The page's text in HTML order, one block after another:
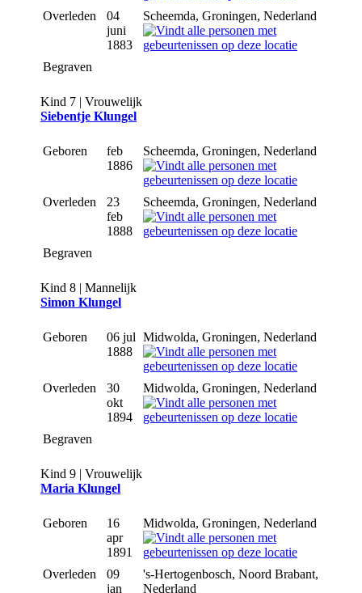
Overleden
04
juni
1883
Scheemda, Groningen, Nederland
Begraven
Kind 7 | Vrouwelijk
Siebentje Klungel
Geboren
feb
1886
Scheemda, Groningen, Nederland
Overleden
23
feb
1888
Scheemda, Groningen, Nederland
Begraven
Kind 8 | Mannelijk
Simon Klungel
Geboren
06 jul
1888
Midwolda, Groningen, Nederland
Overleden
30
okt
1894
Midwolda, Groningen, Nederland
Begraven
Kind 9 | Vrouwelijk
Maria Klungel
Geboren
16
apr
1891
Midwolda, Groningen, Nederland
Overleden
09
jan
's-Hertogenbosch, Noord Brabant,
Nederland